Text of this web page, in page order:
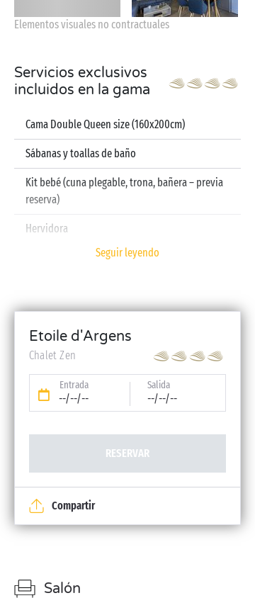
Elementos visuales no contractuales
Servicios exclusivos
incluidos en la gama
Cama Double Queen size (160x200cm)
Sábanas y toallas de baño
Kit bebé (cuna plegable, trona, bañera – previa
reserva)
Hervidora
Seguir leyendo
Etoile d'Argens
Chalet Zen
Entrada
--/--/--
Salida
--/--/--
RESERVAR
Compartir
Salón